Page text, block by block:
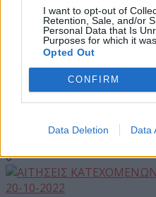
I want to opt-out of
Retention, Sale, and/or
Personal Data that Is
Purposes for which it
Opted Out
CONFIRM
Data Deletion Data
Κηδείες
Ολοκληρώνεται η
Περιβόλι – Αβδέλλα
6 Αυγούστου 2026
Χορών με δωρεάν
0